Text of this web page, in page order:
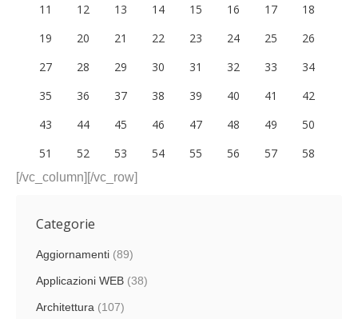
11
12 13 14 15 16 17
18
19
20 21 22 23 24 25
26
27
28 29 30 31 32 33
34
35
36 37 38 39 40 41
42
43
44 45 46 47 48 49
50
51
52 53 54 55 56 57 58
[/vc_column][/vc_row]
Categorie
Aggiornamenti (89)
Applicazioni WEB (38)
Architettura (107)